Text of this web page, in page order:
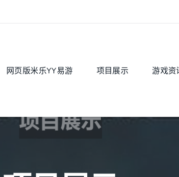
网页版米乐YY易游 项目展示 游戏资